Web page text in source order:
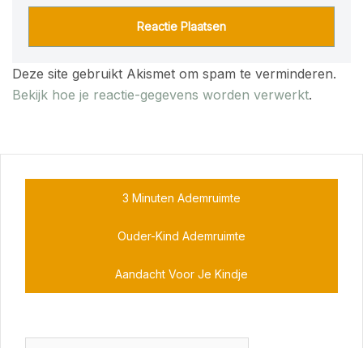
Deze site gebruikt Akismet om spam te verminderen.
Bekijk hoe je reactie-gegevens worden verwerkt.
3 Minuten Ademruimte
Ouder-Kind Ademruimte
Aandacht Voor Je Kindje